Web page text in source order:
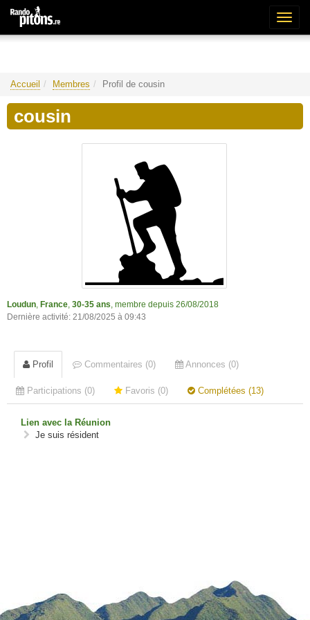
Accueil Membres Profil de cousin
cousin
Loudun France 30-35 ans , membre depuis 26/08/2018
Dernière activité: 21/08/2025 à 09:43
Profil Commentaires (0) Annonces (0)
Participations (0) Favoris (0) Complétées (13)
Lien avec la Réunion
Je suis résident